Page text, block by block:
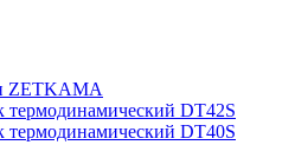
ZETKAMA
термодинамический DT42S
термодинамический DT40S